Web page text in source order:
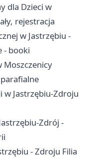
dla Dzieci w
rejestracja
w Jastrzębiu -
- booki
Moszczenicy
w Jastrzębiu-Zdroju
Zdrój -
- Zdroju Filia